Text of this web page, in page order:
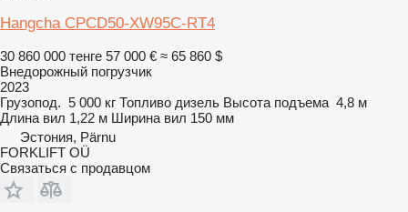
Hangcha CPCD50-XW95C-RT4
30 860 000 тенге 57 000 € ≈ 65 860 $
Внедорожный погрузчик
2023
Грузопод. 5 000 кг Топливо дизель Высота подъема 4,8 м
Длина вил 1,22 м Ширина вил 150 мм
Эстония, Pärnu
FORKLIFT OÜ
Связаться с продавцом